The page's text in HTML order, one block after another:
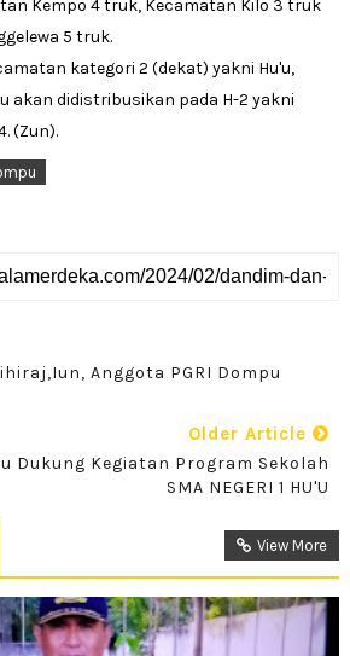
Kempo 4 truk, Kecamatan Kilo 3 truk
5 truk.
kategori 2 (dekat) yakni Hu'u,
akan didistribusikan pada H-2 yakni
(Zun).
Anggota PGRI Dompu
Older Article
Dukung Kegiatan Program Sekolah
SMA NEGERI 1 HU'U
View More